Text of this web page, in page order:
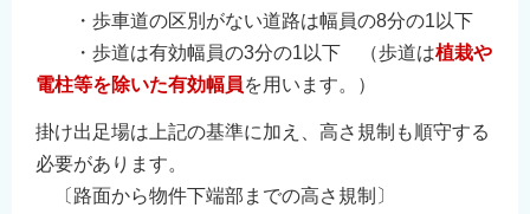
・歩車道の区別がない道路は幅員の8分の1以下
・歩道は有効幅員の3分の1以下 （歩道は植栽や
電柱等を除いた有効幅員を用います。）
掛け出足場は上記の基準に加え、高さ規制も順守する
必要があります。
〔路面から物件下端部までの高さ規制〕
Filipino